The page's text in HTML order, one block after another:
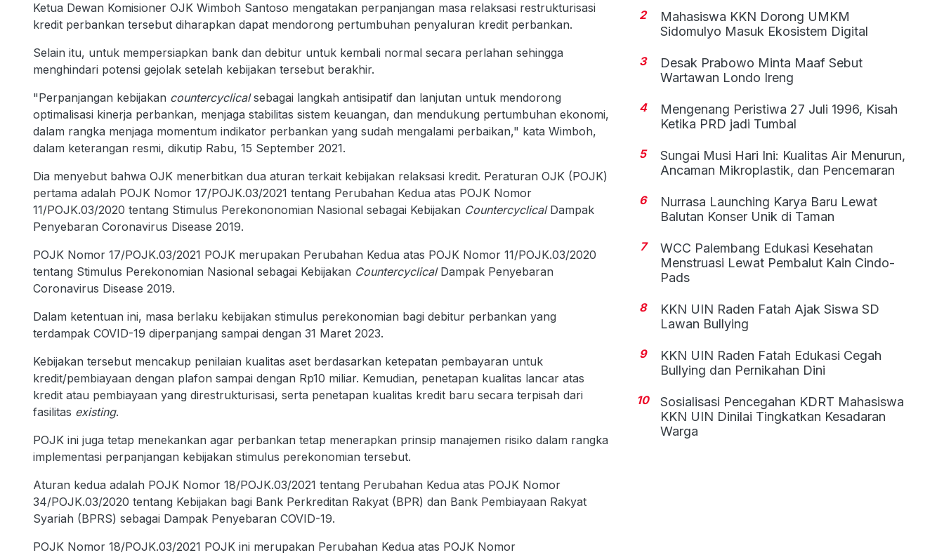
Ketua Dewan Komisioner OJK Wimboh Santoso mengatakan perpanjangan masa relaksasi restrukturisasi
kredit perbankan tersebut diharapkan dapat mendorong pertumbuhan penyaluran kredit perbankan.
Selain itu, untuk mempersiapkan bank dan debitur untuk kembali normal secara perlahan sehingga
menghindari potensi gejolak setelah kebijakan tersebut berakhir.
"Perpanjangan kebijakan countercyclicalsebagai langkah antisipatif dan lanjutan untuk mendorong
optimalisasi kinerja perbankan, menjaga stabilitas sistem keuangan, dan mendukung pertumbuhan ekonomi,
dalam rangka menjaga momentum indikator perbankan yang sudah mengalami perbaikan," kata Wimboh,
dalam keterangan resmi, dikutip Rabu, 15 September 2021.
Dia menyebut bahwa OJK menerbitkan dua aturan terkait kebijakan relaksasi kredit. Peraturan OJK (POJK)
pertama adalah POJK Nomor 17/POJK.03/2021 tentang Perubahan Kedua atas POJK Nomor
11/POJK.03/2020 tentang Stimulus Perekononomian Nasional sebagai Kebijakan Countercyclical Dampak
Penyebaran Coronavirus Disease 2019.
POJK Nomor 17/POJK.03/2021 POJK merupakan Perubahan Kedua atas POJK Nomor 11/POJK.03/2020
tentang Stimulus Perekonomian Nasional sebagai Kebijakan CountercyclicalDampak Penyebaran
Coronavirus Disease 2019.
Dalam ketentuan ini, masa berlaku kebijakan stimulus perekonomian bagi debitur perbankan yang
terdampak COVID-19 diperpanjang sampai dengan 31 Maret 2023.
Kebijakan tersebut mencakup penilaian kualitas aset berdasarkan ketepatan pembayaran untuk
kredit/pembiayaan dengan plafon sampai dengan Rp10 miliar. Kemudian, penetapan kualitas lancar atas
kredit atau pembiayaan yang direstrukturisasi, serta penetapan kualitas kredit baru secara terpisah dari
fasilitas existing.
POJK ini juga tetap menekankan agar perbankan tetap menerapkan prinsip manajemen risiko dalam rangka
implementasi perpanjangan kebijakan stimulus perekonomian tersebut.
Aturan kedua adalah POJK Nomor 18/POJK.03/2021 tentang Perubahan Kedua atas POJK Nomor
34/POJK.03/2020 tentang Kebijakan bagi Bank Perkreditan Rakyat (BPR) dan Bank Pembiayaan Rakyat
Syariah (BPRS) sebagai Dampak Penyebaran COVID-19.
POJK Nomor 18/POJK.03/2021 POJK ini merupakan Perubahan Kedua atas POJK Nomor
2
Mahasiswa KKN Dorong UMKM
Sidomulyo Masuk Ekosistem Digital
3
Desak Prabowo Minta Maaf Sebut
Wartawan Londo Ireng
4
Mengenang Peristiwa 27 Juli 1996, Kisah
Ketika PRD jadi Tumbal
5
Sungai Musi Hari Ini: Kualitas Air Menurun,
Ancaman Mikroplastik, dan Pencemaran
6
Nurrasa Launching Karya Baru Lewat
Balutan Konser Unik di Taman
7
WCC Palembang Edukasi Kesehatan
Menstruasi Lewat Pembalut Kain Cindo-
Pads
8
KKN UIN Raden Fatah Ajak Siswa SD
Lawan Bullying
9
KKN UIN Raden Fatah Edukasi Cegah
Bullying dan Pernikahan Dini
10
Sosialisasi Pencegahan KDRT Mahasiswa
KKN UIN Dinilai Tingkatkan Kesadaran
Warga